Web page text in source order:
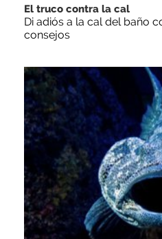
El truco contra la cal
Di adiós a la cal del baño
consejos